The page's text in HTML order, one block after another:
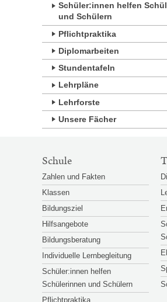
Schüler:innen helfen
und Schülern
Pflichtpraktika
Diplomarbeiten
Stundentafeln
Lehrpläne
Lehrforste
Unsere Fächer
SITEMAP-
NAVIGATION
Schule
Zahlen und Fakten
Klassen
Bildungsziel
Hilfsangebote
Bildungsberatung
Individuelle Lernbegleitung
Schüler:innen helfen
Schülerinnen und Schülern
Pflichtpraktika